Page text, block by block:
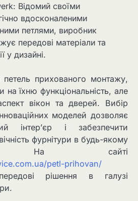
Відомий своїми
вдосконаленими
петлями, виробник
передові матеріали та
у дизайні.
петель прихованого монтажу,
на їхню функціональність, але
вікон та дверей. Вибір
моделей дозволяє
інтер’єр і забезпечити
фурнітури в будь-якому
На сайті
petl-prihovan/
рішення в галузі